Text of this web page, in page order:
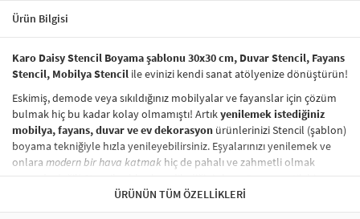
Ürün Bilgisi
Karo Daisy Stencil Boyama şablonu 30x30 cm, Duvar Stencil, Fayans
Stencil, Mobilya Stencil ile evinizi kendi sanat atölyenize dönüştürün!
Eskimiş, demode veya sıkıldığınız mobilyalar ve fayanslar için çözüm
bulmak hiç bu kadar kolay olmamıştı! Artıkyenilemek istediğiniz
mobilya, fayans, duvar ve ev dekorasyon ürünlerinizi Stencil (şablon)
boyama tekniğiyle hızla yenileyebilirsiniz. Eşyalarınızı yenilemek ve
onlara modern bir hava katmak hiç de pahalı ve zahmetli olmak
zorunda değil! Stencil şablonları, dilediğiniz her yüzeye pratik bir
desen uygulamanızısağlar ve mobilyalarınızın, duvarlarınızın,
kumaşlarınızın görünümünü anında değiştirebilir.
ÜRÜNÜN TÜM ÖZELLIKLERI